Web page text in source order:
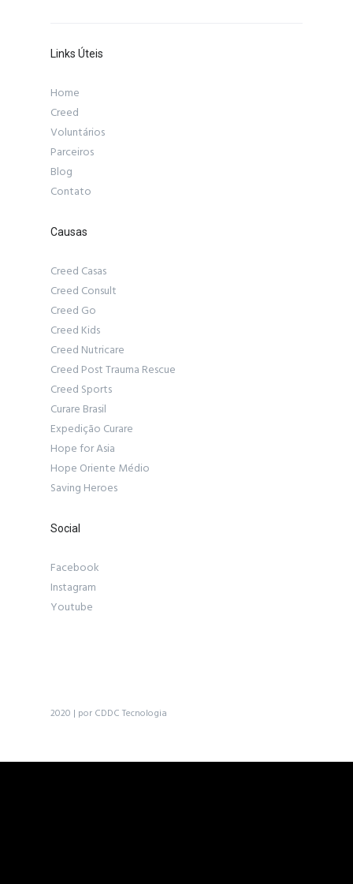
Links Úteis
Home
Creed
Voluntários
Parceiros
Blog
Contato
Causas
Creed Casas
Creed Consult
Creed Go
Creed Kids
Creed Nutricare
Creed Post Trauma Rescue
Creed Sports
Curare Brasil
Expedição Curare
Hope for Asia
Hope Oriente Médio
Saving Heroes
Social
Facebook
Instagram
Youtube
2020 | por CDDC Tecnologia